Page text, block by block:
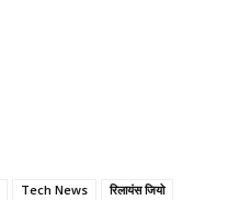
Tech News रिलायंस जियो